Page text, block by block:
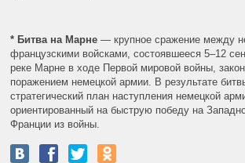
* Битва на Марне — крупное сражение между
французскими войсками, состоявшееся 5–12
реке Марне в ходе Первой мировой войны,
поражением немецкой армии. В результате
стратегический план наступления немецкой
ориентированный на быструю победу на
Франции из войны.